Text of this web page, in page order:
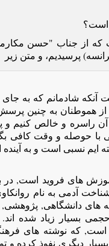
است؟
از جناب "حسن مکارمی"
پرسیدیم، و متن
شادمانم که به
از هموطنان به چنین
راسره و خالص کنیم و
با حوصله و وقت کافی
ایم نسبی است و به
های فروید است,
آدمی به نام
دانشگاهی, پژوهشی,
بسیار زیاد شده
است, که نوشته های
دیگری نفوذ کرده و